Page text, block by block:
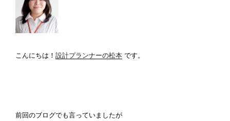
こんにちは！ 設計プランナーの松本 です。
前回のブログでも言っていましたが